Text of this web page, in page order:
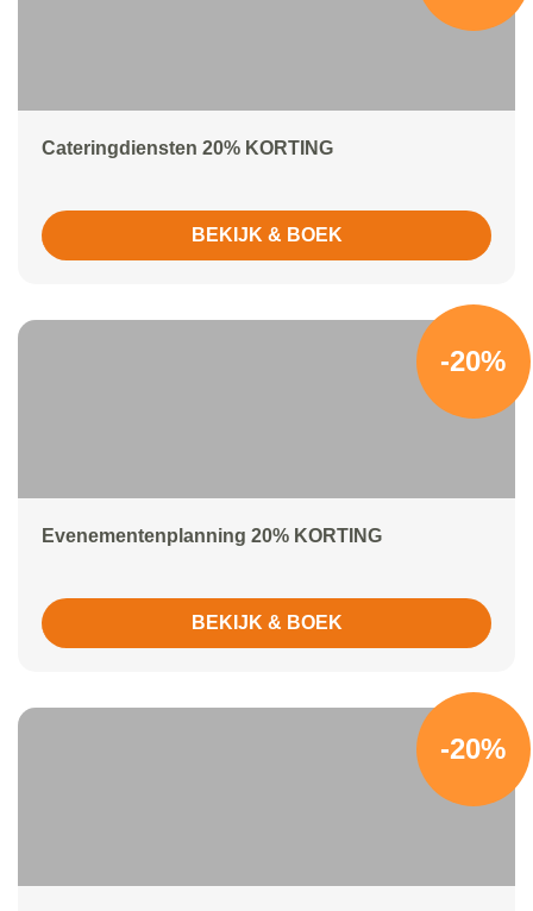
Cateringdiensten 20% KORTING
BEKIJK & BOEK
-20%
Evenementenplanning 20% KORTING
BEKIJK & BOEK
-20%